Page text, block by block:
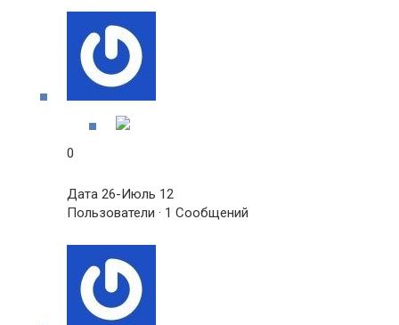
0
Дата 26-Июль 12
Пользователи · 1 Сообщений